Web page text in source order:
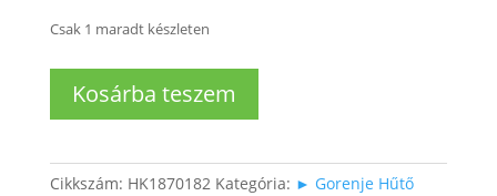
Csak 1 maradt készleten
termosztát
Kosárba teszem
Cikkszám: HK1870182 Kategória: ► Gorenje Hűtő